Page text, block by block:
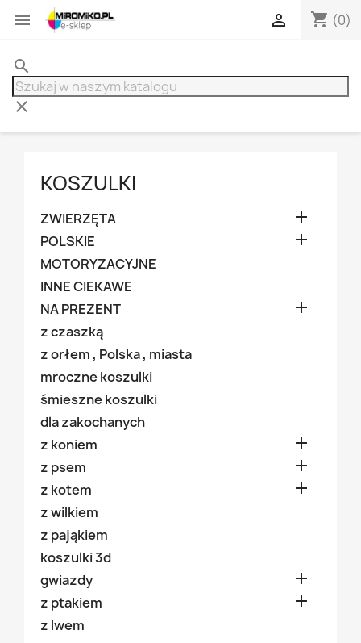
 shopping_cart (0)

search
clear
KOSZULKI
ZWIERZĘTA 
POLSKIE 
MOTORYZACYJNE
INNE CIEKAWE
NA PREZENT

z czaszką
z orłem , Polska , miasta
mroczne koszulki
śmieszne koszulki
dla zakochanych
z koniem

z psem 
z kotem 
z wilkiem
z pająkiem
koszulki 3d
gwiazdy

z ptakiem 
z lwem